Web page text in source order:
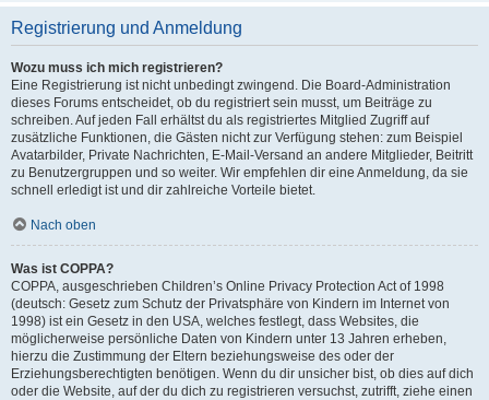
Registrierung und Anmeldung
Wozu muss ich mich registrieren?
Eine Registrierung ist nicht unbedingt zwingend. Die Board-Administration
dieses Forums entscheidet, ob du registriert sein musst, um Beiträge zu
schreiben. Auf jeden Fall erhältst du als registriertes Mitglied Zugriff auf
zusätzliche Funktionen, die Gästen nicht zur Verfügung stehen: zum Beispiel
Avatarbilder, Private Nachrichten, E-Mail-Versand an andere Mitglieder, Beitritt
zu Benutzergruppen und so weiter. Wir empfehlen dir eine Anmeldung, da sie
schnell erledigt ist und dir zahlreiche Vorteile bietet.
Nach oben
Was ist COPPA?
COPPA, ausgeschrieben Children’s Online Privacy Protection Act of 1998
(deutsch: Gesetz zum Schutz der Privatsphäre von Kindern im Internet von
1998) ist ein Gesetz in den USA, welches festlegt, dass Websites, die
möglicherweise persönliche Daten von Kindern unter 13 Jahren erheben,
hierzu die Zustimmung der Eltern beziehungsweise des oder der
Erziehungsberechtigten benötigen. Wenn du dir unsicher bist, ob dies auf dich
oder die Website, auf der du dich zu registrieren versuchst, zutrifft, ziehe einen